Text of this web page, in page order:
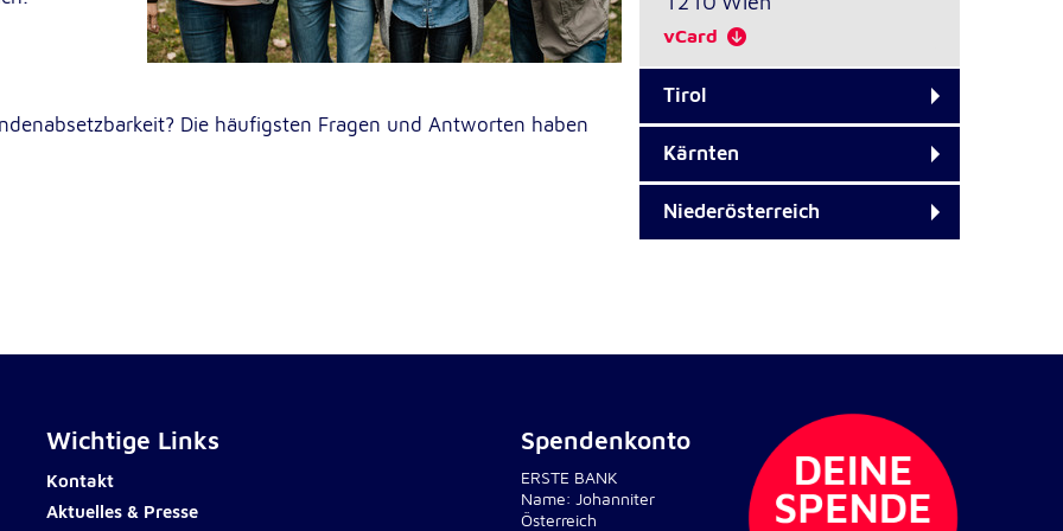
Die häufigsten Fragen und Antworten haben
vCard
Tirol
Kärnten
Niederösterreich
Wichtige Links
Kontakt
Aktuelles & Presse
Spendenkonto
ERSTE BANK
Name: Johanniter
Österreich